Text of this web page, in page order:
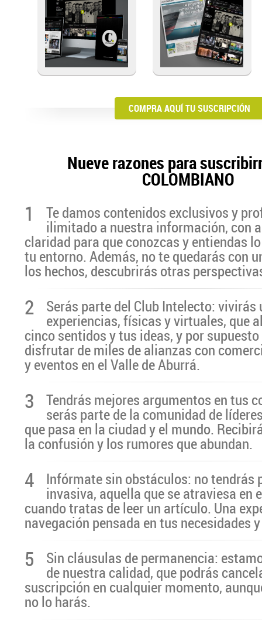
COMPRA AQUÍ TU SUSCRIPCIÓN
Nueve razones para
COLOMBIANO
1 Te damos contenidos exclusivos y
ilimitado a nuestra información, con
claridad para que conozcas y entiendas
tu entorno. Además, no te quedarás con
los hechos, descubrirás otras
2 Serás parte del Club Intelecto: vivirás
experiencias, físicas y virtuales, que
cinco sentidos y tus ideas, y por
disfrutar de miles de alianzas con
y eventos en el Valle de Aburrá.
3 Tendrás mejores argumentos en tus
serás parte de la comunidad de
que pasa en la ciudad y el mundo.
la confusión y los rumores que abundan.
4 Infórmate sin obstáculos: no tendrás
invasiva, aquella que se atraviesa en
cuando tratas de leer un artículo. Una
navegación pensada en tus necesidades
5 Sin cláusulas de permanencia:
de nuestra calidad, que podrás
suscripción en cualquier momento,
no lo harás.